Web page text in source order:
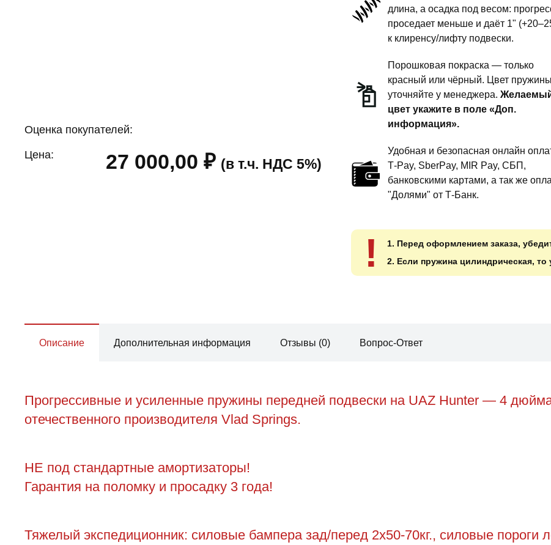
Оценка покупателей:
Цена: 27 000,00₽ (в т.ч. НДС 5%)
тяжелый
экспедиционник
длина, а осадка под весом:
проседает меньше и даёт 1"
к клиренсу/лифту подвески.
Порошковая покраска — только
красный или чёрный. Цвет пружины
уточняйте у менеджера.
цвет укажите в поле «Доп.
информация».
Удобная и безопасная онлайн
T‑Pay, SberPay, MIR Pay, СБП,
банковскими картами, а так же
"Долями" от Т-Банк.
!
1. Перед оформлением заказа,
2. Если пружина цилиндрическая,
Описание Дополнительная информация Отзывы (0) Вопрос-Ответ
Прогрессивные и усиленные пружины передней подвески на UAZ Hunter — 4
отечественного производителя Vlad Springs.
НЕ под стандартные амортизаторы!
Гарантия на поломку и просадку 3 года!
Тяжелый экспедиционник: силовые бампера зад/перед 2х50-70кг., силовые пороги